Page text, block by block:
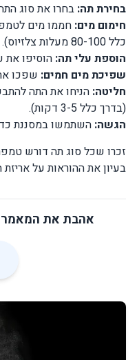
בחירת תה: בחרו את סוג
חימום מים: חממו מים
כלל 80-100 מעלות צלזיוס).
הוספת עלי תה: הוסיפו את
שפיכת מים חמים: שפכו
חליטה: הניחו את התה
(בדרך כלל 3-5 דקות).
הגשה: השתמשו במסננת
זכרו שכל סוג תה דורש
בעיון את ההוראות על
אהבת את